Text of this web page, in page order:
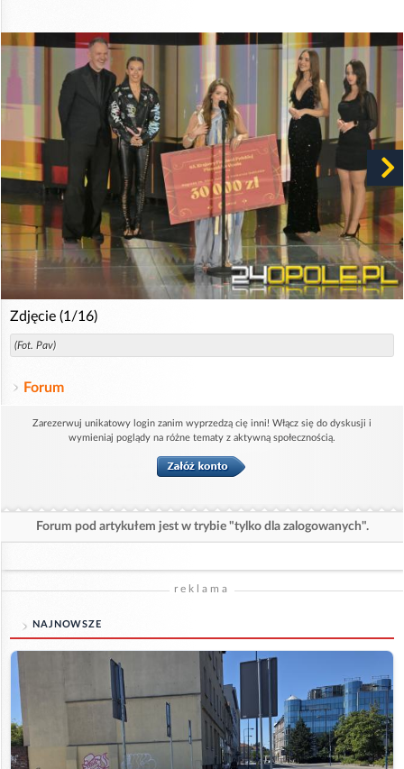
Zdjęcie (1/16)
(Fot. Pav)
Forum
Zarezerwuj unikatowy login zanim wyprzedzą cię inni! Włącz się do dyskusji i
wymieniaj poglądy na różne tematy z aktywną społecznością.
Forum pod artykułem jest w trybie "tylko dla zalogowanych".
reklama
NAJNOWSZE